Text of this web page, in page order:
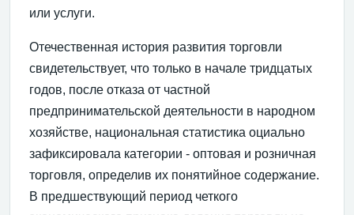
или услуги.
Отечественная история развития торговли
свидетель­ствует, что только в начале тридцатых
годов, после отка­за от частной
предпринимательской деятельности в на­родном
хозяйстве, национальная статистика оциально
зафиксировала категории - оптовая и розничная
торгов­ля, определив их понятийное содержание.
В предшеству­ющий период четкого